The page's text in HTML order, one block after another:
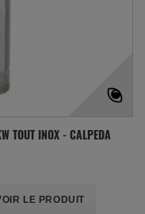
TOUT INOX - CALPEDA
LE PRODUIT